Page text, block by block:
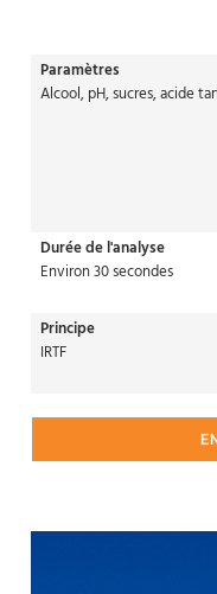
Paramètres
Alcool, pH, sucres, acide
Durée de l'analyse
Environ 30 secondes
Principe
IRTF